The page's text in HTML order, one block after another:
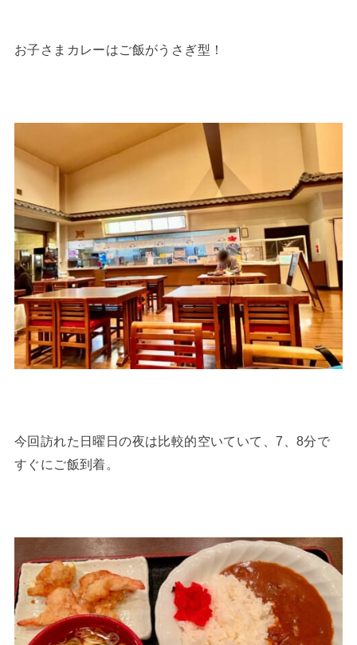
お子さまカレーはご飯がうさぎ型！
今回訪れた日曜日の夜は比較的空いていて、7、8分で
すぐにご飯到着。